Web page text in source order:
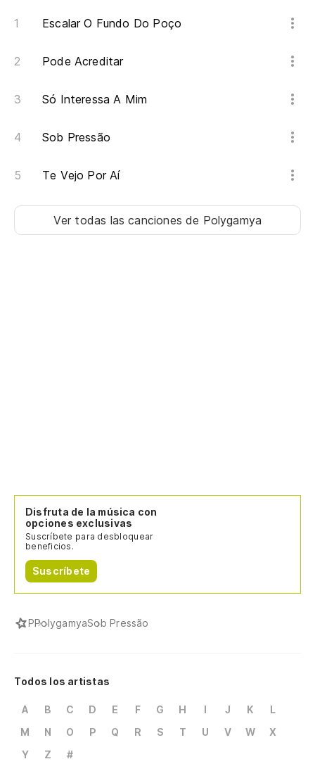
Escalar O Fundo Do Poço
Pode Acreditar
Só Interessa A Mim
Sob Pressão
Te Vejo Por Aí
Ver todas las cancionesde Polygamya
Disfruta de la música con
opciones exclusivas
Suscríbete para desbloquear
beneficios.
Suscríbete
PPolygamyaSob Pressão
Todos los artistas
A B C D E F G H I J K
L
M
N O P Q R S T U V W
X
Y
Z #